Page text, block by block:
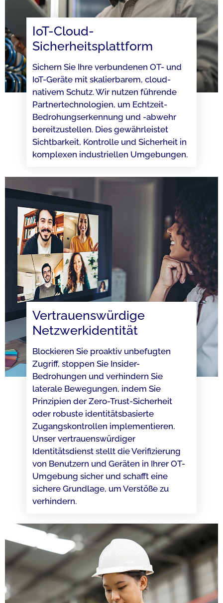
IoT-Cloud-
Sicherheitsplattform​
Sichern Sie Ihre verbundenen OT- und
IoT-Geräte mit skalierbarem, cloud-
nativem Schutz. Wir nutzen führende
Partnertechnologien, um Echtzeit-
Bedrohungserkennung und -abwehr
bereitzustellen. Dies gewährleistet
Sichtbarkeit, Kontrolle und Sicherheit in
komplexen industriellen Umgebungen.
Vertrauenswürdige
Netzwerkidentität​
Blockieren Sie proaktiv unbefugten
Zugriff, stoppen Sie Insider-
Bedrohungen und verhindern Sie
laterale Bewegungen, indem Sie
Prinzipien der Zero-Trust-Sicherheit
oder robuste identitätsbasierte
Zugangskontrollen implementieren.
Unser vertrauenswürdiger
Identitätsdienst stellt die Verifizierung
von Benutzern und Geräten in Ihrer OT-
Umgebung sicher und schafft eine
sichere Grundlage, um Verstöße zu
verhindern.